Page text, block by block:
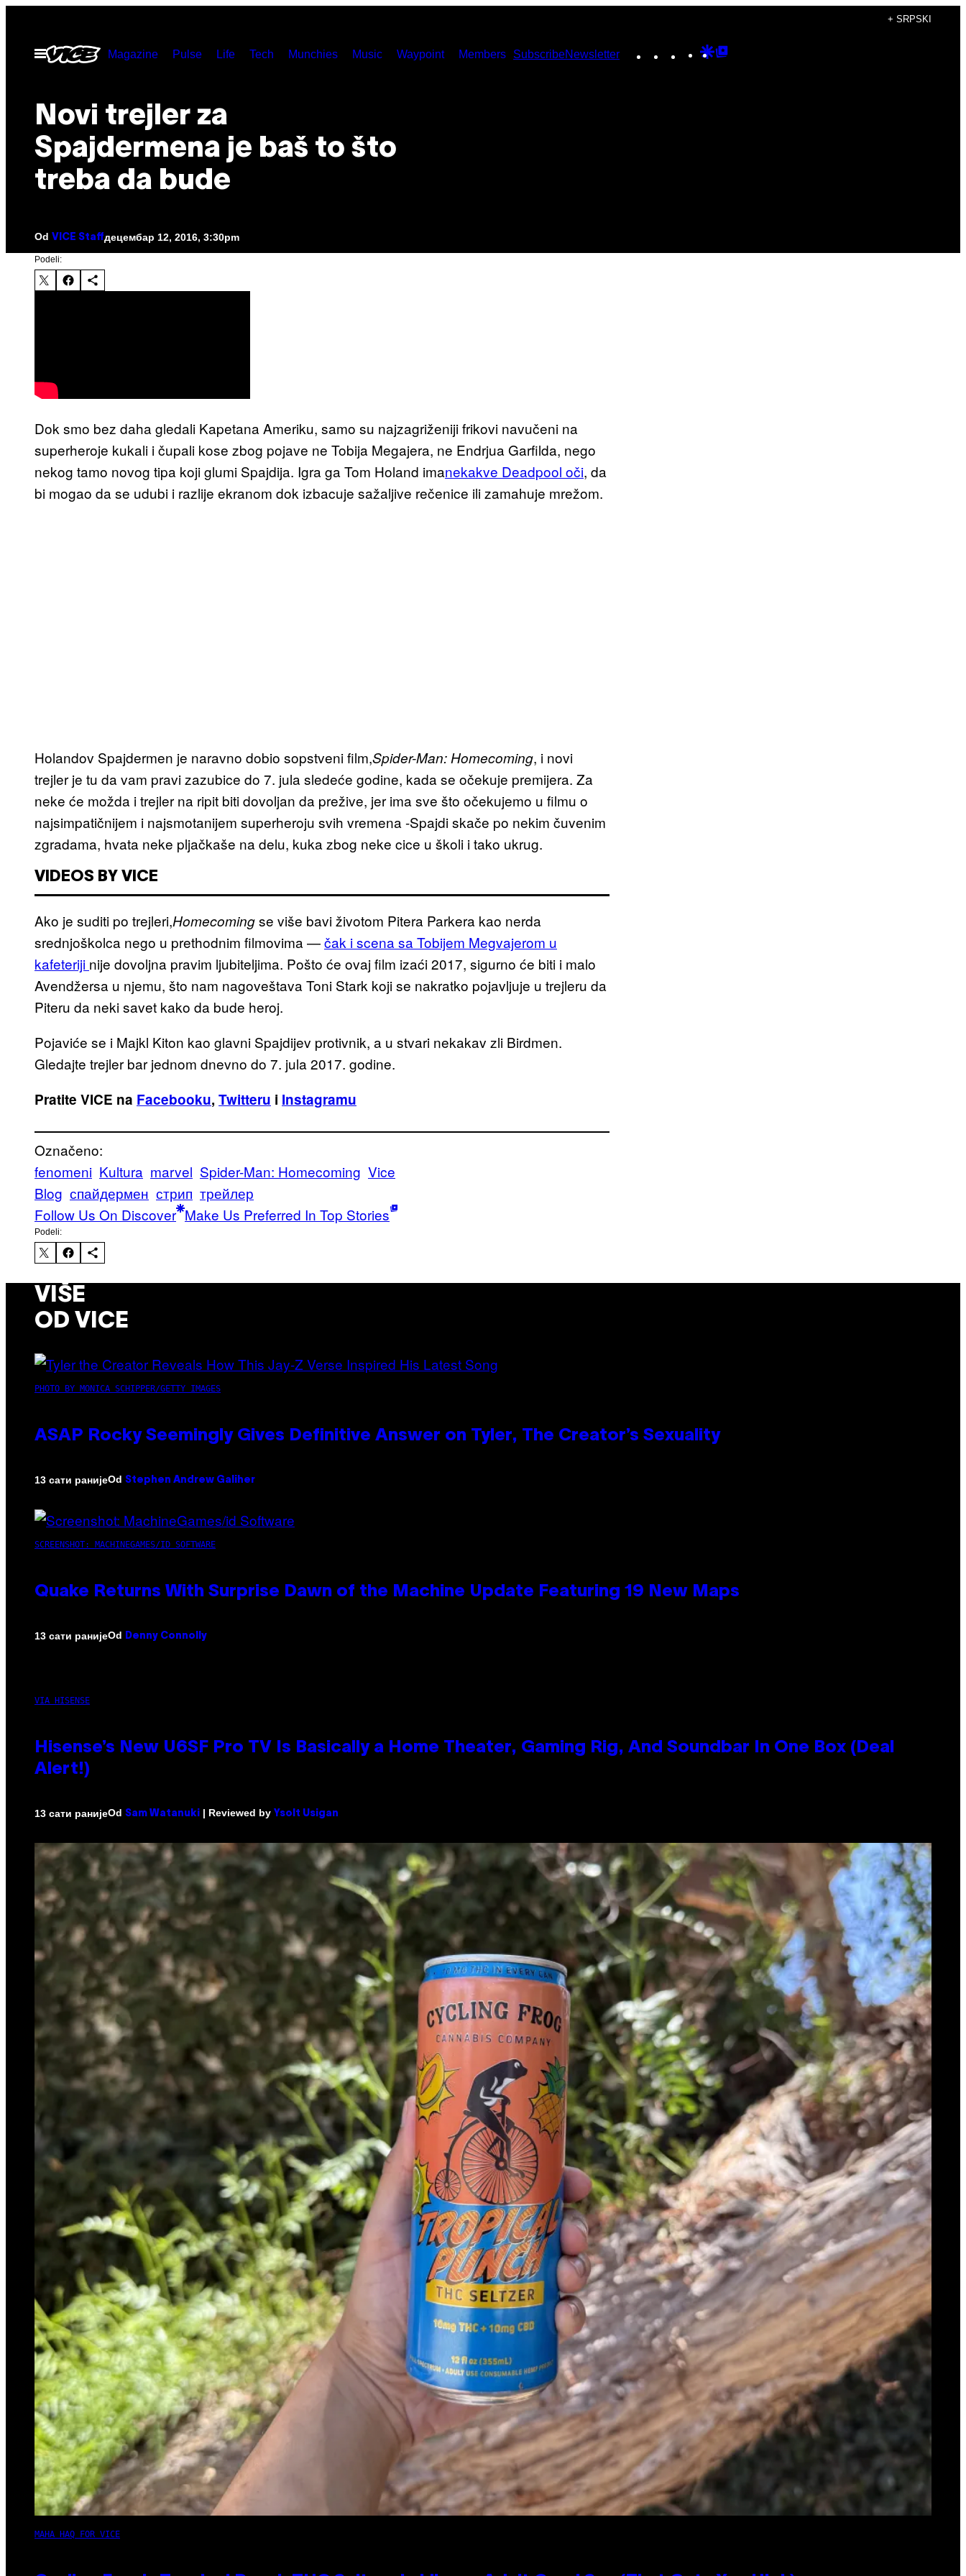
садржај
+ SRPSKI
Otvori
Meni
Magazine Pulse Life Tech Munchies Music Waypoint Members SubscribeNewsletter Instagram
TikTokYouTube
Google
Novi trejler za
Spajdermena je baš to što
treba da bude
Od VICE Staffдецембар 12, 2016, 3:30pm
Podeli:
Dok smo bez daha gledali Kapetana Ameriku, samo su najzagriženiji frikovi navučeni na
superheroje kukali i čupali kose zbog pojave ne Tobija Megajera, ne Endrjua Garfilda, nego
nekog tamo novog tipa koji glumi Spajdija. Igra ga Tom Holand imanekakve Deadpool oči, da
bi mogao da se udubi i razlije ekranom dok izbacuje sažaljive rečenice ili zamahuje mrežom.
Holandov Spajdermen je naravno dobio sopstveni film,Spider-Man: Homecoming, i novi
trejler je tu da vam pravi zazubice do 7. jula sledeće godine, kada se očekuje premijera. Za
neke će možda i trejler na ripit biti dovoljan da prežive, jer ima sve što očekujemo u filmu o
najsimpatičnijem i najsmotanijem superheroju svih vremena -Spajdi skače po nekim čuvenim
zgradama, hvata neke pljačkaše na delu, kuka zbog neke cice u školi i tako ukrug.
VIDEOS BY VICE
Ako je suditi po trejleri,Homecomingse više bavi životom Pitera Parkera kao nerda
srednjoškolca nego u prethodnim filmovima —čak i scena sa Tobijem Megvajerom u
kafeteriji nije dovoljna pravim ljubiteljima. Pošto će ovaj film izaći 2017, sigurno će biti i malo
Avendžersa u njemu, što nam nagoveštava Toni Stark koji se nakratko pojavljuje u trejleru da
Piteru da neki savet kako da bude heroj.
Pojaviće se i Majkl Kiton kao glavni Spajdijev protivnik, a u stvari nekakav zli Birdmen.
Gledajte trejler bar jednom dnevno do 7. jula 2017. godine.
Pratite VICE na Facebooku, Twitteru i Instagramu
Označeno:
fenomeni Kultura marvel Spider-Man: Homecoming Vice
Blog спайдермен стрип трейлер
Follow Us On Discover Make Us Preferred In Top Stories
Podeli:
VIŠE
OD VICE
PHOTO BY MONICA SCHIPPER/GETTY IMAGES
ASAP Rocky Seemingly Gives Definitive Answer on Tyler, The Creator’s Sexuality
13 сати ранијеOd Stephen Andrew Galiher
SCREENSHOT: MACHINEGAMES/ID SOFTWARE
Quake Returns With Surprise Dawn of the Machine Update Featuring 19 New Maps
13 сати ранијеOd Denny Connolly
VIA HISENSE
Hisense’s New U6SF Pro TV Is Basically a Home Theater, Gaming Rig, And Soundbar In One Box (Deal
Alert!)
13 сати ранијеOd Sam Watanuki | Reviewed by Ysolt Usigan
MAHA HAQ FOR VICE